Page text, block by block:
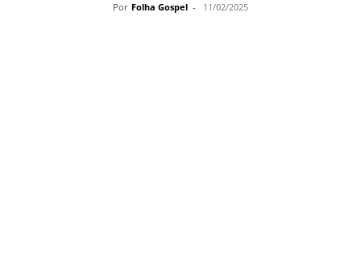
Por Folha Gospel - 11/02/2025